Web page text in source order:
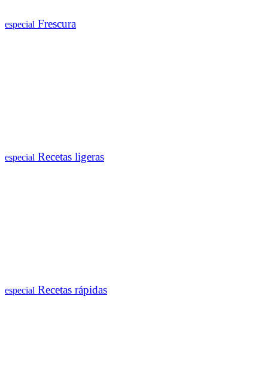
especial Frescura
especial Recetas ligeras
especial Recetas rápidas